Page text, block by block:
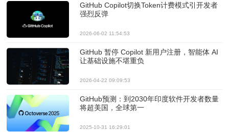
GitHub Copilot切换Token计费模式引开发者
强烈反弹
2026-06-02 11:54:53
GitHub 暂停 Copilot 新用户注册，智能体 AI
让基础设施不堪重负
2026-04-22 09:09:53
GitHub预测：到2030年印度软件开发者数量
将超美国，全球第一
2025-10-31 16:29:01